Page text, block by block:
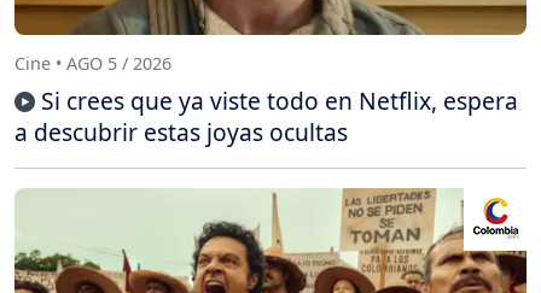
Cine • AGO 5 / 2026
Si crees que ya viste todo en Netflix, espera
a descubrir estas joyas ocultas